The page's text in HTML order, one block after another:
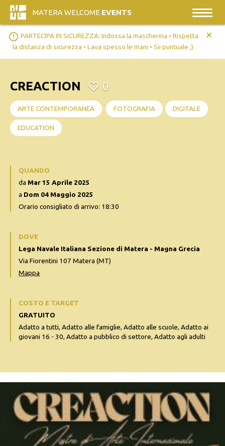
MATERA WELCOME EVENTS
error_outline PARTECIPA IN SICUREZZA: Indossa la mascherina • Rispetta
la distanza di sicurezza • Lava spesso le mani • Sii puntuale ;)
+
CREACTION 0
ARTE CONTEMPORANEA FOTOGRAFIA DIGITALE
EDUCATION
QUANDO
da Mar 15 Aprile 2025
a Dom 04 Maggio 2025
Orario consigliato di arrivo: 18:30
DOVE
Lega Navale Italiana Sezione di Matera - Magna Grecia
Via Fiorentini 107 Matera (MT)
Mappa
COSTO E TARGET
GRATUITO
Adatto a tutti, Adatto alle famiglie, Adatto alle scuole, Adatto ai
giovani 16 - 30, Adatto a pubblico di settore, Adatto agli adulti